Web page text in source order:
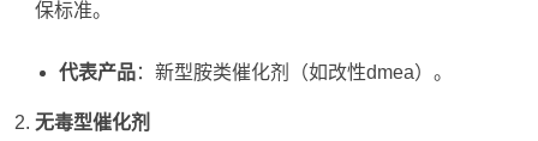
保标准。
代表产品：新型胺类催化剂（如改性dmea）。
无毒型催化剂